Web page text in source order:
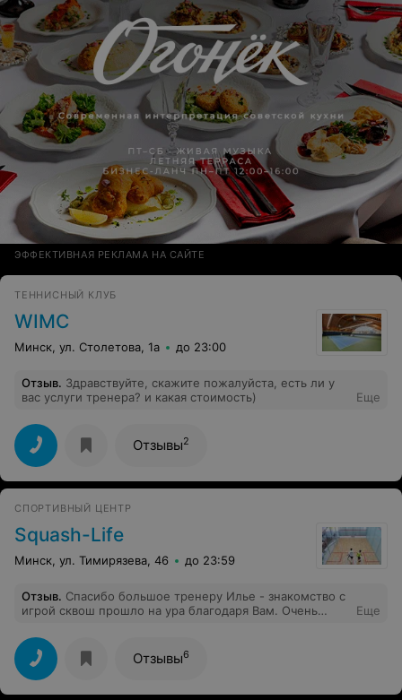
ЭФФЕКТИВНАЯ РЕКЛАМА НА САЙТЕ
ТЕННИСНЫЙ КЛУБ
WIMC
Минск, ул. Столетова, 1а до 23:00
Отзыв. Здравствуйте, скажите пожалуйста, есть ли у
вас услуги тренера? и какая стоимость)
Еще
Отзывы2
СПОРТИВНЫЙ ЦЕНТР
Squash-Life
Минск, ул. Тимирязева, 46 до 23:59
Отзыв. Спасибо большое тренеру Илье - знакомство с
игрой сквош прошло на ура благодаря Вам. Очень
когда не все получалось, объясняли по несколько раз
и подбадривали. Было очень приятно и интересно!
Еще
Отзывы6